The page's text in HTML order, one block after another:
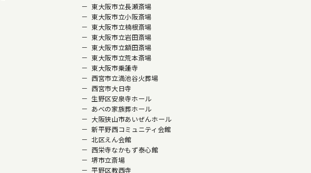
東大阪市立長瀬斎場
東大阪市立小阪斎場
東大阪市立楠根斎場
東大阪市立岩田斎場
東大阪市立額田斎場
東大阪市立荒本斎場
東大阪市乗蓮寺
西宮市立満池谷火葬場
西宮市大日寺
生野区安泉寺ホール
あべの家族葬ホール
大阪狭山市あいぜんホール
新平野西コミュニティ会館
北区えん会館
西栄寺なかもず泰心館
堺市立斎場
平野区教西寺